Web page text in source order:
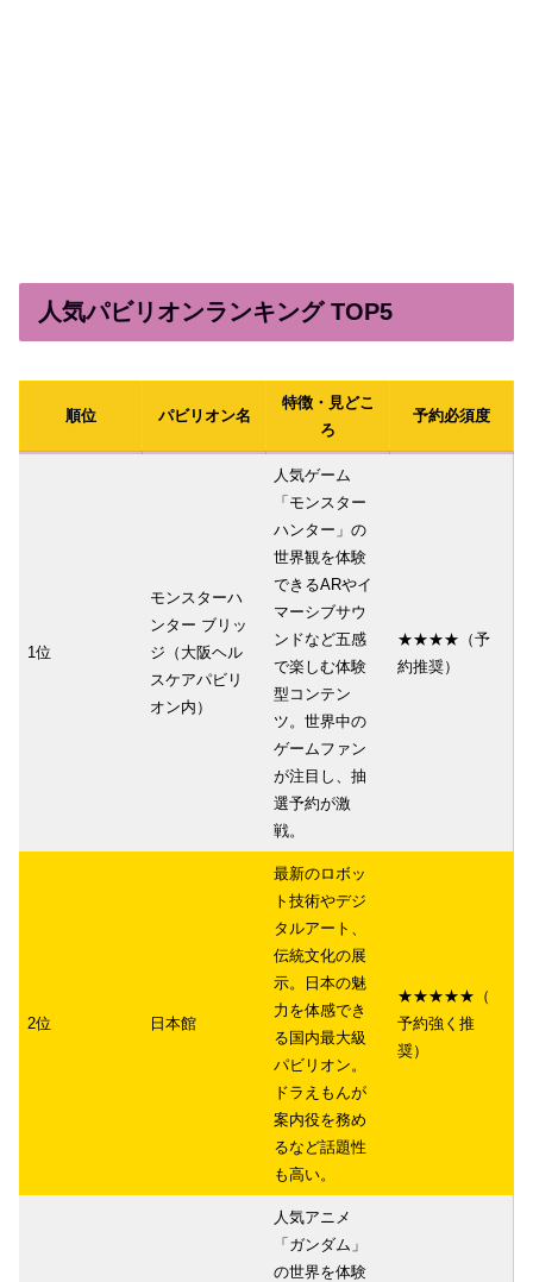
人気パビリオンランキング TOP5
順位 パビリオン名
特徴・見どこ
ろ
予約必須度
1位
モンスターハ
ンター ブリッ
ジ（大阪ヘル
スケアパビリ
オン内）
人気ゲーム
「モンスター
ハンター」の
世界観を体験
できるARやイ
マーシブサウ
ンドなど五感
で楽しむ体験
型コンテン
ツ。世界中の
ゲームファン
が注目し、抽
選予約が激
戦。
★★★★（予
約推奨）
2位 日本館
最新のロボッ
ト技術やデジ
タルアート、
伝統文化の展
示。日本の魅
力を体感でき
る国内最大級
パビリオン。
ドラえもんが
案内役を務め
るなど話題性
も高い。
★★★★★（
予約強く推
奨）
人気アニメ
「ガンダム」
の世界を体験